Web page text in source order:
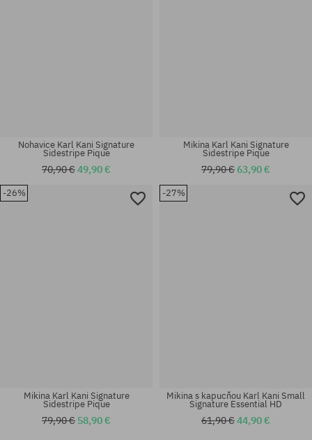
Dostupné veľkosti:
Dostupné veľkosti:
Nohavice Karl Kani Signature
Sidestripe Pique
70,90 €49,90 €
Mikina Karl Kani Signature
Sidestripe Pique
79,90 €63,90 €
-26%
Mikina Karl Kani Signature
Sidestripe Pique
79,90 € 58,90 €
-27%
Mikina s kapucňou Karl Kani Small
Signature Essential HD
61,90 €44,90 €